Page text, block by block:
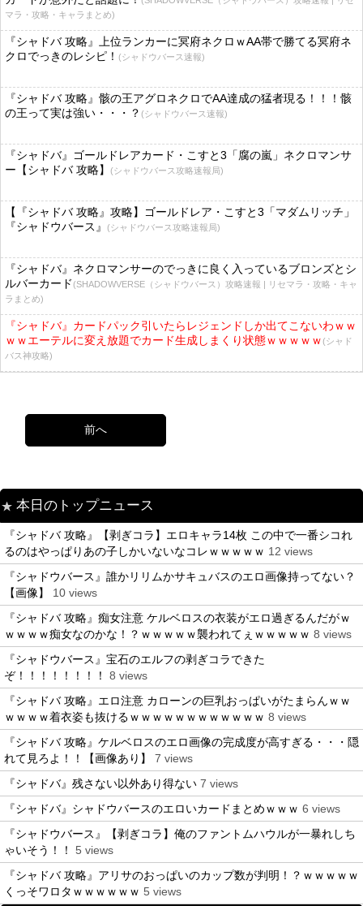
マラ・攻略・キャラまとめ)
『シャドバ 攻略』上位ランカーに冥府ネクロｗAA帯で勝てる冥府ネ
クロでっきのレシピ！ (シャドウバース速報)
『シャドバ 攻略』骸の王アグロネクロでAA達成の猛者現る！！！骸
の王って実は強い・・・？ (シャドウバース速報)
『シャドバ』ゴールドレアカード・こすと3「腐の嵐」ネクロマンサ
ー【シャドバ 攻略】
(シャドウバース攻略速報局)
【『シャドバ 攻略』攻略】ゴールドレア・こすと3「マダムリッチ」
『シャドウバース』
(シャドウバース攻略速報局)
『シャドバ』ネクロマンサーのでっきに良く入っているブロンズとシ
ルバーカード (SHADOWVERSE（シャドウバース）攻略速報 | リセマラ・攻略・キャ
ラまとめ)
『シャドバ』カードパック引いたらレジェンドしか出てこないわｗｗ
ｗｗエーテルに変え放題でカード生成しまくり状態ｗｗｗｗｗ (シャド
バス神攻略)
前へ
本日のトップニュース
『シャドバ 攻略』【剥ぎコラ】エロキャラ14枚 この中で一番シコれ
るのはやっぱりあの子しかいないなコレｗｗｗｗｗ 12 views
『シャドウバース』誰かリリムかサキュバスのエロ画像持ってない？
【画像】
10 views
『シャドバ 攻略』痴女注意 ケルベロスの衣装がエロ過ぎるんだがｗ
ｗｗｗｗ痴女なのかな！？ｗｗｗｗｗ襲われてぇｗｗｗｗｗ 8 views
『シャドウバース』宝石のエルフの剥ぎコラできた
ぞ！！！！！！！！
8 views
『シャドバ 攻略』エロ注意 カローンの巨乳おっぱいがたまらんｗｗ
ｗｗｗｗ着衣姿も抜けるｗｗｗｗｗｗｗｗｗｗｗｗ 8 views
『シャドバ 攻略』ケルベロスのエロ画像の完成度が高すぎる・・・隠
れて見ろよ！！【画像あり】
7 views
『シャドバ』残さない以外あり得ない 7 views
『シャドバ』シャドウバースのエロいカードまとめｗｗｗ 6 views
『シャドウバース』【剥ぎコラ】俺のファントムハウルが一暴れしち
ゃいそう！！
5 views
『シャドバ 攻略』アリサのおっぱいのカップ数が判明！？ｗｗｗｗｗ
くっそワロタｗｗｗｗｗｗ 5 views